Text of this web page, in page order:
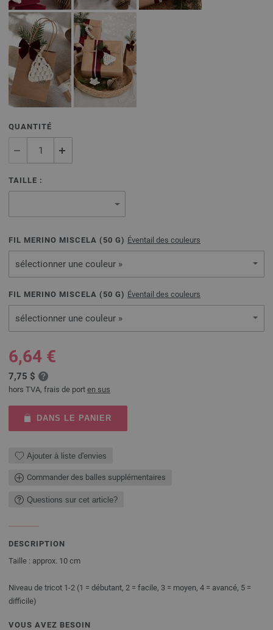
QUANTITÉ
TAILLE :
FIL MERINO MISCELA ( 50 G) Éventail des couleurs
sélectionner une couleur »
FIL MERINO MISCELA ( 50 G) Éventail des couleurs
sélectionner une couleur »
6,64 €
7,75 $
hors TVA, frais de port en sus
DANS LE PANIER
Ajouter à liste d'envies
Commander des balles supplémentaires
Questions sur cet article?
DESCRIPTION
Taille : approx. 10 cm
Niveau de tricot 1-2 (1 = débutant, 2 = facile, 3 = moyen, 4 = avancé, 5 =
difficile)
VOUS AVEZ BESOIN